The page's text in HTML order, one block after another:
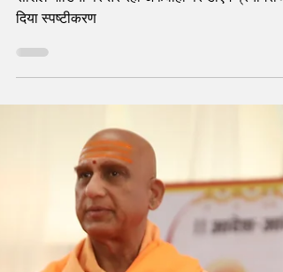
Maha Kumbh Mela का
एक्सटेंशन ! डीएम प्रयागराज ने बताई
सही तारीख
दिया स्पष्टीकरण